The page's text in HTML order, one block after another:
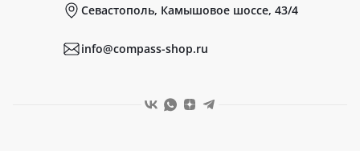
Севастополь, Камышовое шоссе, 43/4
info@compass-shop.ru